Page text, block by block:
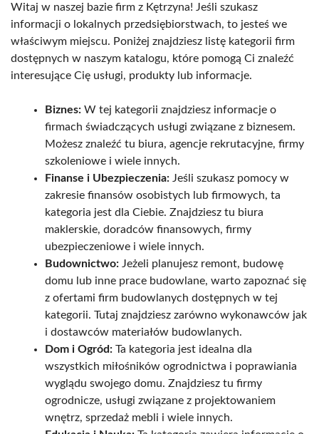
Witaj w naszej bazie firm z Kętrzyna! Jeśli szukasz
informacji o lokalnych przedsiębiorstwach, to jesteś we
właściwym miejscu. Poniżej znajdziesz listę kategorii firm
dostępnych w naszym katalogu, które pomogą Ci znaleźć
interesujące Cię usługi, produkty lub informacje.
Biznes: W tej kategorii znajdziesz informacje o
firmach świadczących usługi związane z biznesem.
Możesz znaleźć tu biura, agencje rekrutacyjne, firmy
szkoleniowe i wiele innych.
Finanse i Ubezpieczenia: Jeśli szukasz pomocy w
zakresie finansów osobistych lub firmowych, ta
kategoria jest dla Ciebie. Znajdziesz tu biura
maklerskie, doradców finansowych, firmy
ubezpieczeniowe i wiele innych.
Budownictwo: Jeżeli planujesz remont, budowę
domu lub inne prace budowlane, warto zapoznać się
z ofertami firm budowlanych dostępnych w tej
kategorii. Tutaj znajdziesz zarówno wykonawców jak
i dostawców materiałów budowlanych.
Dom i Ogród: Ta kategoria jest idealna dla
wszystkich miłośników ogrodnictwa i poprawiania
wyglądu swojego domu. Znajdziesz tu firmy
ogrodnicze, usługi związane z projektowaniem
wnętrz, sprzedaż mebli i wiele innych.